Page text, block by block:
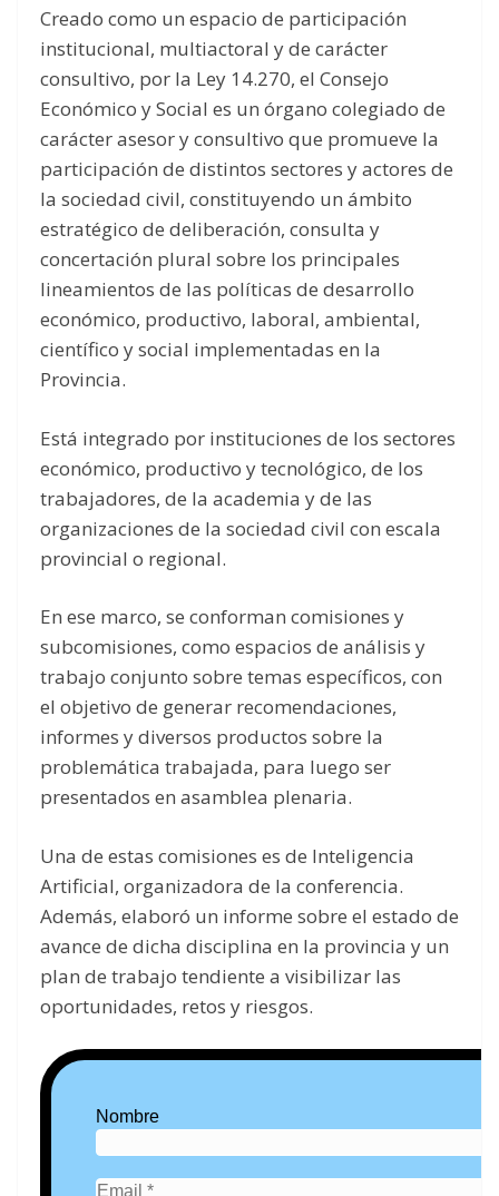
Creado como un espacio de participación
institucional, multiactoral y de carácter
consultivo, por la Ley 14.270, el Consejo
Económico y Social es un órgano colegiado de
carácter asesor y consultivo que promueve la
participación de distintos sectores y actores de
la sociedad civil, constituyendo un ámbito
estratégico de deliberación, consulta y
concertación plural sobre los principales
lineamientos de las políticas de desarrollo
económico, productivo, laboral, ambiental,
científico y social implementadas en la
Provincia.
Está integrado por instituciones de los sectores
económico, productivo y tecnológico, de los
trabajadores, de la academia y de las
organizaciones de la sociedad civil con escala
provincial o regional.
En ese marco, se conforman comisiones y
subcomisiones, como espacios de análisis y
trabajo conjunto sobre temas específicos, con
el objetivo de generar recomendaciones,
informes y diversos productos sobre la
problemática trabajada, para luego ser
presentados en asamblea plenaria.
Una de estas comisiones es de Inteligencia
Artificial, organizadora de la conferencia.
Además, elaboró un informe sobre el estado de
avance de dicha disciplina en la provincia y un
plan de trabajo tendiente a visibilizar las
oportunidades, retos y riesgos.
Nombre